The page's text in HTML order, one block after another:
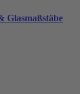
Glasmaßstäbe